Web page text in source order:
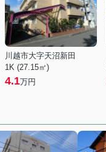
川越市大字天沼新田
1K (27.15㎡)
4.1万円